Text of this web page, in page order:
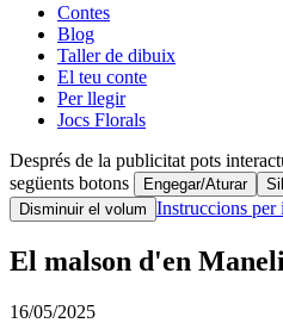
Contes
Blog
Taller de dibuix
El teu conte
Per llegir
Jocs Florals
Després de la publicitat pots
següents botons
Engegar/Aturar
Disminuir el volum Instruccions per
El malson d'en
16/05/2025